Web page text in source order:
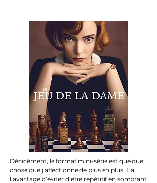
Décidément, le format mini-série est quelque
chose que j’affectionne de plus en plus. Il a
l’avantage d’éviter d’être répétitif en sombrant